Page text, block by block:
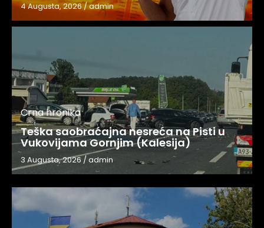
4 Augusta, 2026/admin
Crna hronika
Teška saobraćajna nesreća na Pisti u
Vukovijama Gornjim (Kalesija)
3 Augusta, 2026 / admin